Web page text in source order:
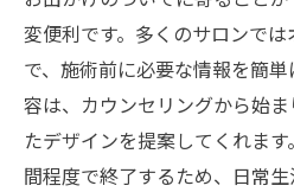
取り戻そう
変便利です。多くのサロンで
で、施術前に必要な情報を簡
容は、カウンセリングから始
たデザインを提案してくれま
間程度で終了するため、日常生